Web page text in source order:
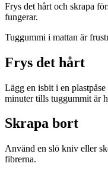
Frys det hårt och skrapa
fungerar.
Tuggummi i mattan är
Frys det hårt
Lägg en isbit i en
minuter tills tuggummit är
Skrapa bort
Använd en slö kniv eller
fibrerna.